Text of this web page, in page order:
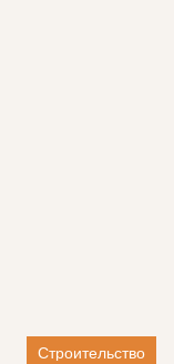
Строительство